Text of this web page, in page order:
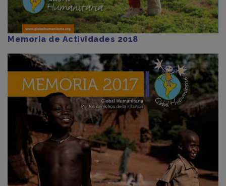
Memoria de Actividades 2018